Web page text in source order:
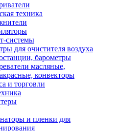
техника
системы
для очистителя воздуха
барометры
масляные,
конвекторы
и торговли
и пленки для